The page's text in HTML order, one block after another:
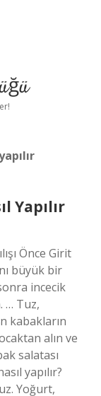
Yapılır
Önce Girit
büyük bir
incecik
… Tuz,
kabakların
alın ve
salatası
yapılır?
Yoğurt,